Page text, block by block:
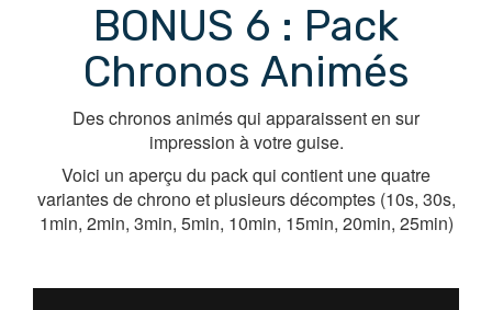
BONUS 6 : Pack
Chronos Animés
Des chronos animés qui apparaissent en sur
impression à votre guise.
Voici un aperçu du pack qui contient une quatre
variantes de chrono et plusieurs décomptes (10s, 30s,
1min, 2min, 3min, 5min, 10min, 15min, 20min, 25min)